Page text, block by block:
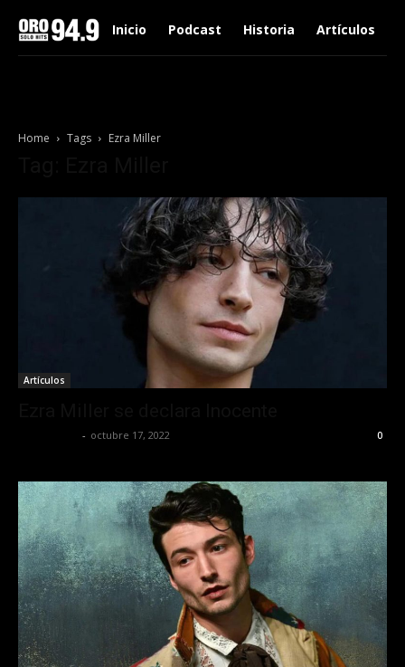
Inicio Podcast Historia Artículos
Home Tags Ezra Miller
Artículos
- octubre 17, 2022 0